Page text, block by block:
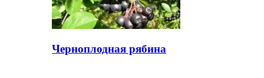
Черноплодная рябина